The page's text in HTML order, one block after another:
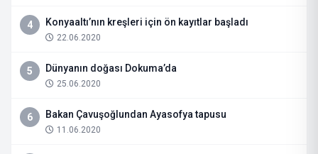
4 Konyaaltı’nın kreşleri için ön kayıtlar başladı
22.06.2020
5 Dünyanın doğası Dokuma’da
25.06.2020
6 Bakan Çavuşoğlundan Ayasofya tapusu
11.06.2020